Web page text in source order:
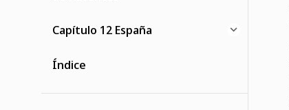
Capítulo 12 España
Índice